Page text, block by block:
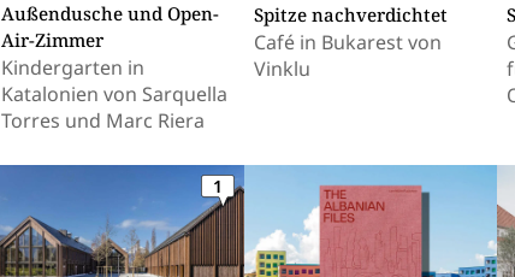
Außendusche und Open-
Air-Zimmer
Kindergarten in
Katalonien von Sarquella
Torres und Marc Riera
Spitze nachverdichtet
Café in Bukarest von
Vinklu
1